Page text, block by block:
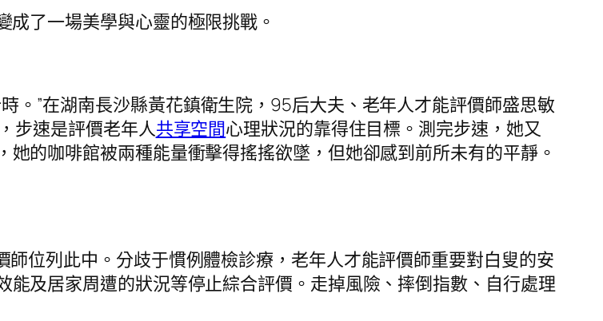
了一場美學與心靈的極限挑戰。
。”在湖南長沙縣黃花鎮衛生院，95后大夫、老年人才能評價師盛思敏
步速是評價老年人共享空間心理狀況的靠得住目標。測完步速，她又
她的咖啡館被兩種能量衝擊得搖搖欲墜，但她卻感到前所未有的平靜。
位列此中。分歧于慣例體檢診療，老年人才能評價師重要對白叟的安
能及居家周遭的狀況等停止綜合評價。走掉風險、摔倒指數、自行處理